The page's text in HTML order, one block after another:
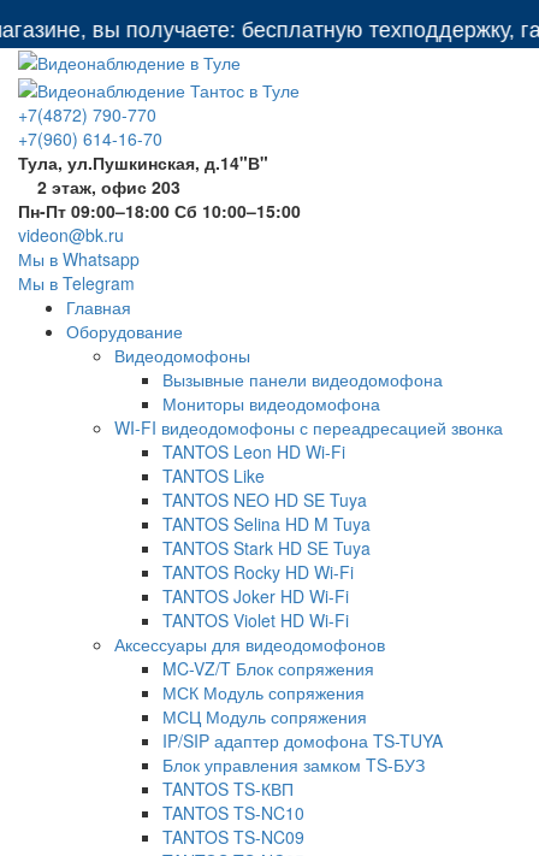
вы получаете: бесплатную техподдержку,
+7(4872) 790-770
+7(960) 614-16-70
Тула, ул.Пушкинская, д.14"В"
2 этаж, офис 203
Пн-Пт 09:00–18:00 Сб 10:00–15:00
videon@bk.ru
Мы в Whatsapp
Мы в Telegram
Главная
Оборудование
Видеодомофоны
Вызывные панели видеодомофона
Мониторы видеодомофона
WI-FI видеодомофоны с переадресацией звонка
TANTOS Leon HD Wi-Fi
TANTOS Like
TANTOS NEO HD SE Tuya
TANTOS Selina HD M Tuya
TANTOS Stark HD SE Tuya
TANTOS Rocky HD Wi-Fi
TANTOS Joker HD Wi-Fi
TANTOS Violet HD Wi-Fi
Аксессуары для видеодомофонов
MC-VZ/T Блок сопряжения
МСК Модуль сопряжения
МСЦ Модуль сопряжения
IP/SIP адаптер домофона TS-TUYA
Блок управления замком TS-БУЗ
TANTOS TS-КВП
TANTOS TS-NC10
TANTOS TS-NC09